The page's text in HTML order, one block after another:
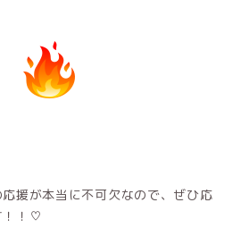
援が本当に不可欠なので、ぜひ応
！！♡